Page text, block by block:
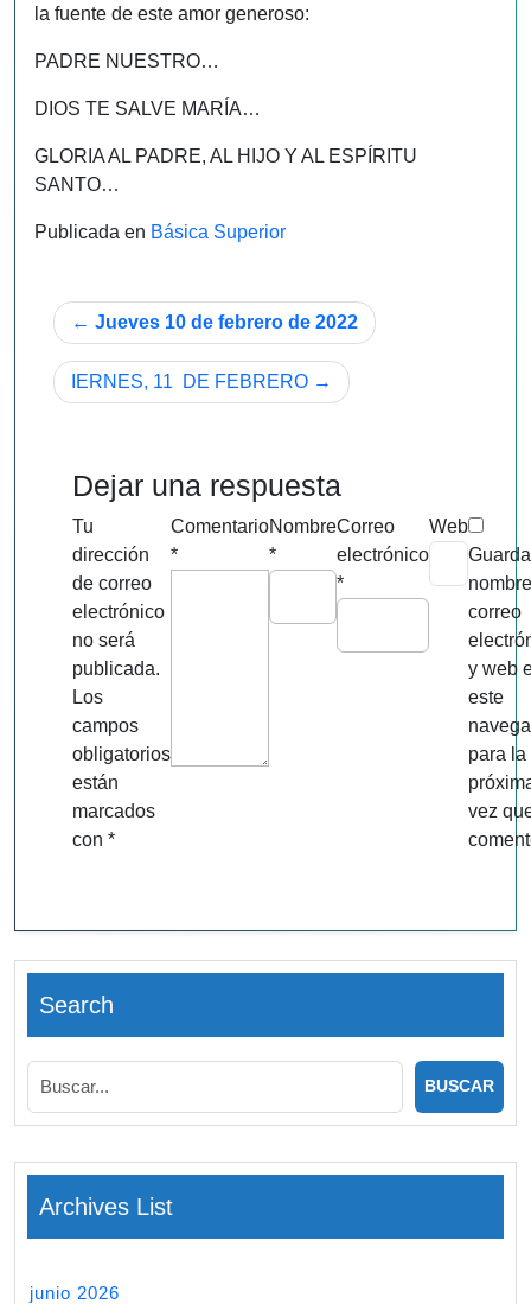
la fuente de este amor generoso:
PADRE NUESTRO…
DIOS TE SALVE MARÍA…
GLORIA AL PADRE, AL HIJO Y AL ESPÍRITU
SANTO…
Publicada en Básica Superior
Navegación
de
entradas
Jueves 10 de febrero de 2022
IERNES, 11 DE FEBRERO
Dejar una respuesta
Tu
dirección
de correo
electrónico
no será
publicada.
Los
campos
obligatorios
están
marcados
con *
Comentario
*
Nombre
*
Correo
electrónico
*
Web
correo
y web
este
para la
vez
Search
Archives List
junio 2026